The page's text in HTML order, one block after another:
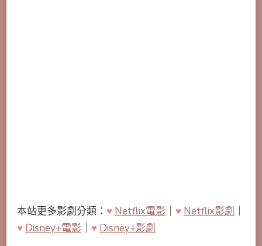
本站更多影劇分類： ♥ Netflix電影 ♥ Netflix影劇
♥ Disney+電影 ♥ Disney+影劇